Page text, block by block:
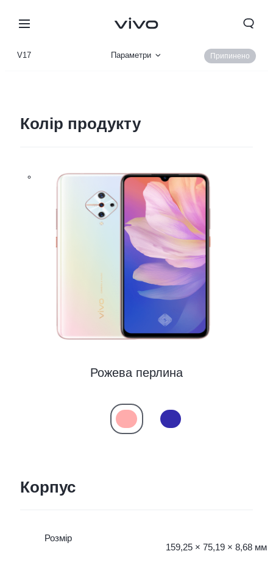
V17 Параметри Припинено
Колір продукту
Рожева перлина
Корпус
Розмір
159,25 × 75,19 × 8,68 мм